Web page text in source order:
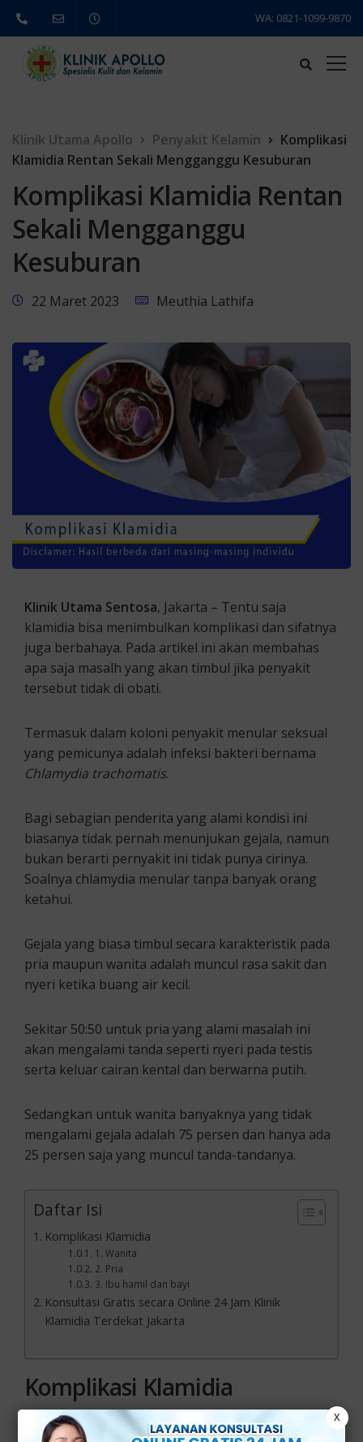
WA: 0821-1099-9870
Klinik Utama Apollo Penyakit Kelamin
Komplikasi
Klamidia Rentan Sekali Mengganggu Kesuburan
Komplikasi Klamidia Rentan
Sekali Mengganggu
Kesuburan
22 Maret 2023 Meuthia Lathifa
Klinik Utama Sentosa, Jakarta – Tentu saja
klamidia bisa menimbulkan komplikasi dan sifatnya
juga berbahaya. Pada artikel ini akan membahas
apa saja masalh yang akan timbul jika penyakit
tersebut tidak di obati.
Termasuk dalam koloni penyakit menular seksual
yang pemicunya adalah infeksi bakteri bernama
Chlamydia trachomatis.
Bagi sebagian penderita yang alami kondisi ini
biasanya tidak pernah menunjukan gejala, namun
bukan berarti pernyakit ini tidak punya cirinya.
Soalnya chlamydia menular tanpa banyak orang
ketahui.
Gejala yang biasa timbul secara karakteristik pada
pria maupun wanita adalah muncul rasa sakit dan
nyeri ketika buang air kecil.
Sekitar 50:50 untuk pria yang alami masalah ini
akan mengalami tanda seperti nyeri pada testis
serta keluar cairan kental dan berwarna putih.
Sedangkan untuk wanita banyaknya yang tidak
mengalami gejala adalah 75 persen dan hanya ada
25 persen saja yang muncul tanda-tandanya.
Daftar Isi
Komplikasi Klamidia
1. Wanita
2. Pria
3. Ibu hamil dan bayi
Konsultasi Gratis secara Online 24 Jam Klinik
Klamidia Terdekat Jakarta
Komplikasi Klamidia
Masalah yang timbul pada penyakit klamidia akan
X